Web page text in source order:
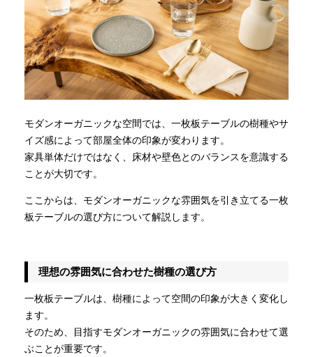
モダンオーガニックな空間では、一枚板テーブルの樹種やサ
イズ感によって部屋全体の印象が変わります。
家具単体だけではなく、床材や壁色とのバランスを意識する
ことが大切です。
ここからは、モダンオーガニックな雰囲気を引き立てる一枚
板テーブルの選び方について解説します。
理想の雰囲気に合わせた樹種の選び方
一枚板テーブルは、樹種によって空間の印象が大きく変化し
ます。
そのため、目指すモダンオーガニックの雰囲気に合わせて選
ぶことが重要です。